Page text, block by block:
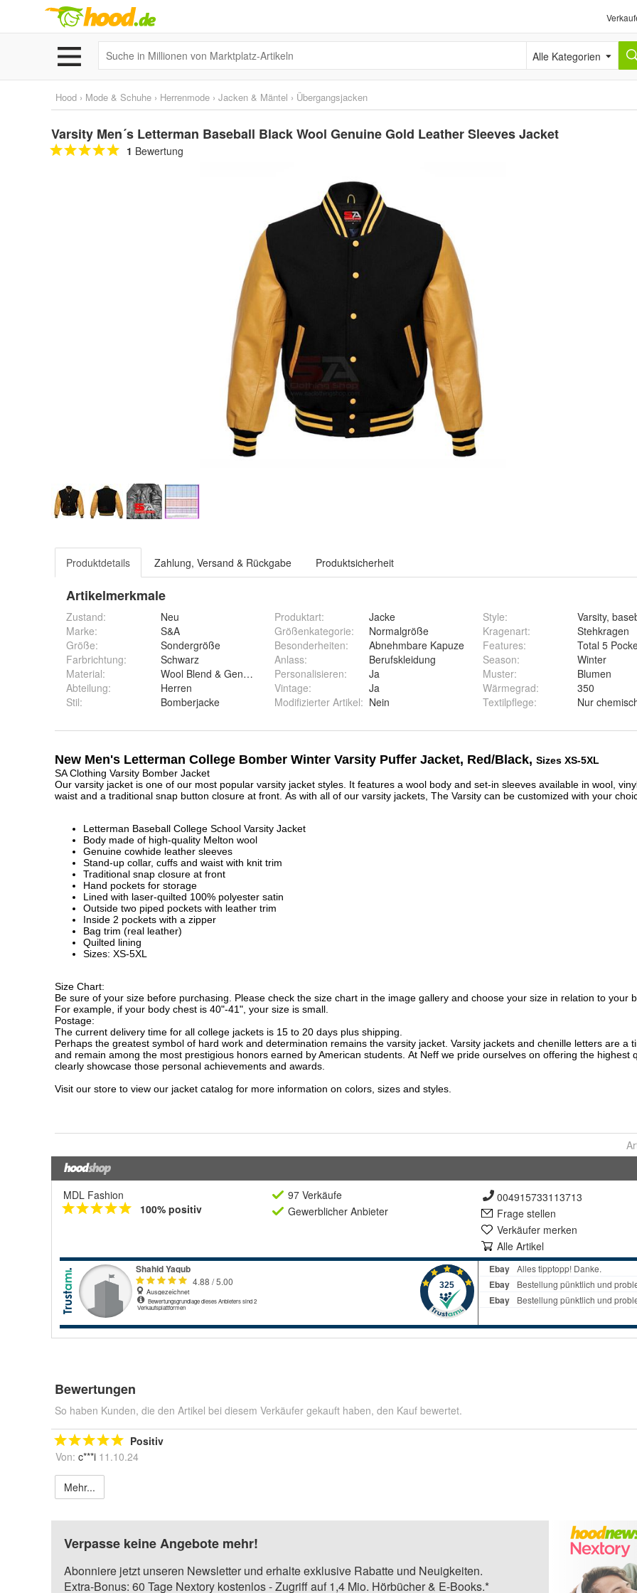
Alle Kategorien
Hood › Mode & Schuhe › Herrenmode › Jacken & Mäntel › Übergangsjacken
Varsity Men´s Letterman Baseball Black Wool Genuine Gold Leather Sleeves Jacket
1 Bewertung
Produktdetails Zahlung, Versand & Rückgabe Produktsicherheit
Artikelmerkmale
Zustand:
Neu
Marke:
S&A
Größe:
Sondergröße
Farbrichtung:
Schwarz
Material:
Wool Blend & Genuine Leather
Abteilung:
Herren
Stil: Bomberjacke
Produktart:
Jacke
Größenkategorie:
Normalgröße
Besonderheiten:
Abnehmbare Kapuze
Anlass:
Berufskleidung
Personalisieren:
Ja
Vintage:
Ja
Modifizierter Artikel: Nein
Style:
Varsity,
Kragenart:
Stehkragen
Features:
Total 5
Season:
Winter
Muster:
Blumen
Wärmegrad:
350
Textilpflege: Nur
MDL Fashion
100% positiv
97 Verkäufe
Gewerblicher Anbieter
004915733113713
Frage stellen
Verkäufer merken
Alle Artikel
Bewertungen
So haben Kunden, die den Artikel bei diesem Verkäufer gekauft haben, den Kauf bewertet.
Positiv
Von: c***i 11.10.24
Mehr...
Verpasse keine Angebote mehr!
Abonniere jetzt unseren Newsletter und erhalte exklusive Rabatte und Neuigkeiten.
Extra-Bonus: 60 Tage Nextory kostenlos - Zugriff auf 1,4 Mio. Hörbücher & E-Books.*